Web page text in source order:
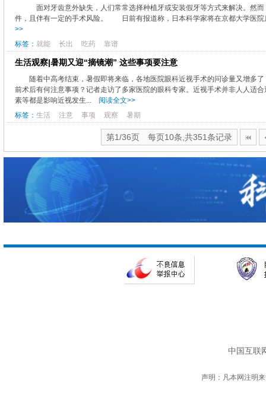
面对牙齿意外缺失，人们常常选择种植牙或安装假牙等方式来解决。然
件，且伴有一定的手术风险。 日前有报道称，日本科学家将在京都大学医院
>>
标签： 就能 长出 吃药 靠谱
生活观察|暑期又迎“摘镜潮” 这些事项要注意
随着中高考结束，暑假即将来临，各地医院眼科近视手术的问诊量又增多
前术后有何注意事项？记者走访了多家医院的眼科专家。近视手术并非人人适
素等都是影响近视发生...
阅读全文>>
标签： 生活 注意 事项 观察 暑期
第1/36页 每页10条,共351条记录
中国互联
声明：凡本网注明